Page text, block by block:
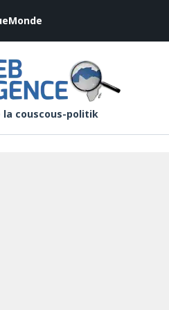
Monde
la couscous-politik